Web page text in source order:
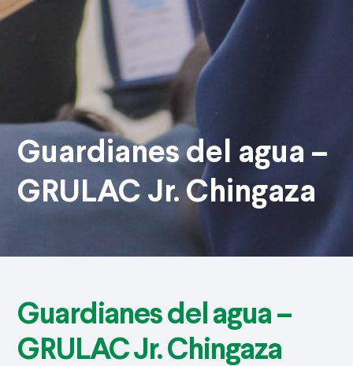
Guardianes del agua –
GRULAC Jr. Chingaza
Guardianes del agua –
GRULAC Jr. Chingaza